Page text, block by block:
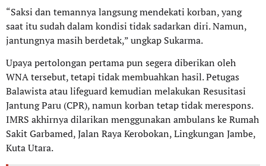
“Saksi dan temannya langsung mendekati korban, yang
saat itu sudah dalam kondisi tidak sadarkan diri. Namun,
jantungnya masih berdetak,” ungkap Sukarma.
Upaya pertolongan pertama pun segera diberikan oleh
WNA tersebut, tetapi tidak membuahkan hasil. Petugas
Balawista atau lifeguard kemudian melakukan Resusitasi
Jantung Paru (CPR), namun korban tetap tidak merespons.
IMRS akhirnya dilarikan menggunakan ambulans ke Rumah
Sakit Garbamed, Jalan Raya Kerobokan, Lingkungan Jambe,
Kuta Utara.